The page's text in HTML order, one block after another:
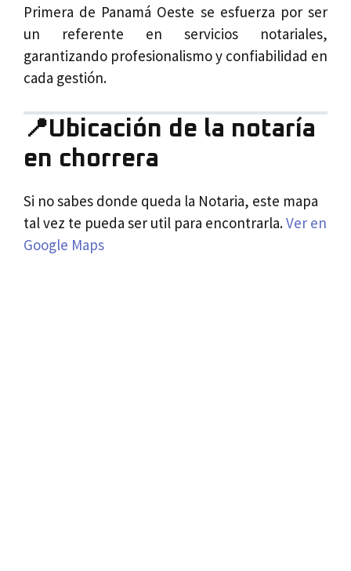
Primera de Panamá Oeste se esfuerza por ser
un referente en servicios notariales,
garantizando profesionalismo y confiabilidad en
cada gestión.
📍Ubicación de la notaría
en chorrera
Si no sabes donde queda la Notaria, este mapa
tal vez te pueda ser util para encontrarla.Ver en
Google Maps